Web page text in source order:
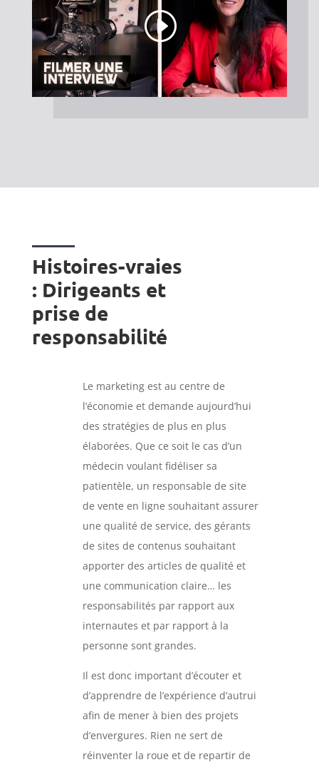
Histoires-vraies
: Dirigeants et
prise de
responsabilité
Le marketing est au centre de
l’économie et demande aujourd’hui
des stratégies de plus en plus
élaborées. Que ce soit le cas d’un
médecin voulant fidéliser sa
patientèle, un responsable de site
de vente en ligne souhaitant assurer
une qualité de service, des gérants
de sites de contenus souhaitant
apporter des articles de qualité et
une communication claire… les
responsabilités par rapport aux
internautes et par rapport à la
personne sont grandes.
Il est donc important d’écouter et
d’apprendre de l’expérience d’autrui
afin de mener à bien des projets
d’envergures. Rien ne sert de
réinventer la roue et de repartir de